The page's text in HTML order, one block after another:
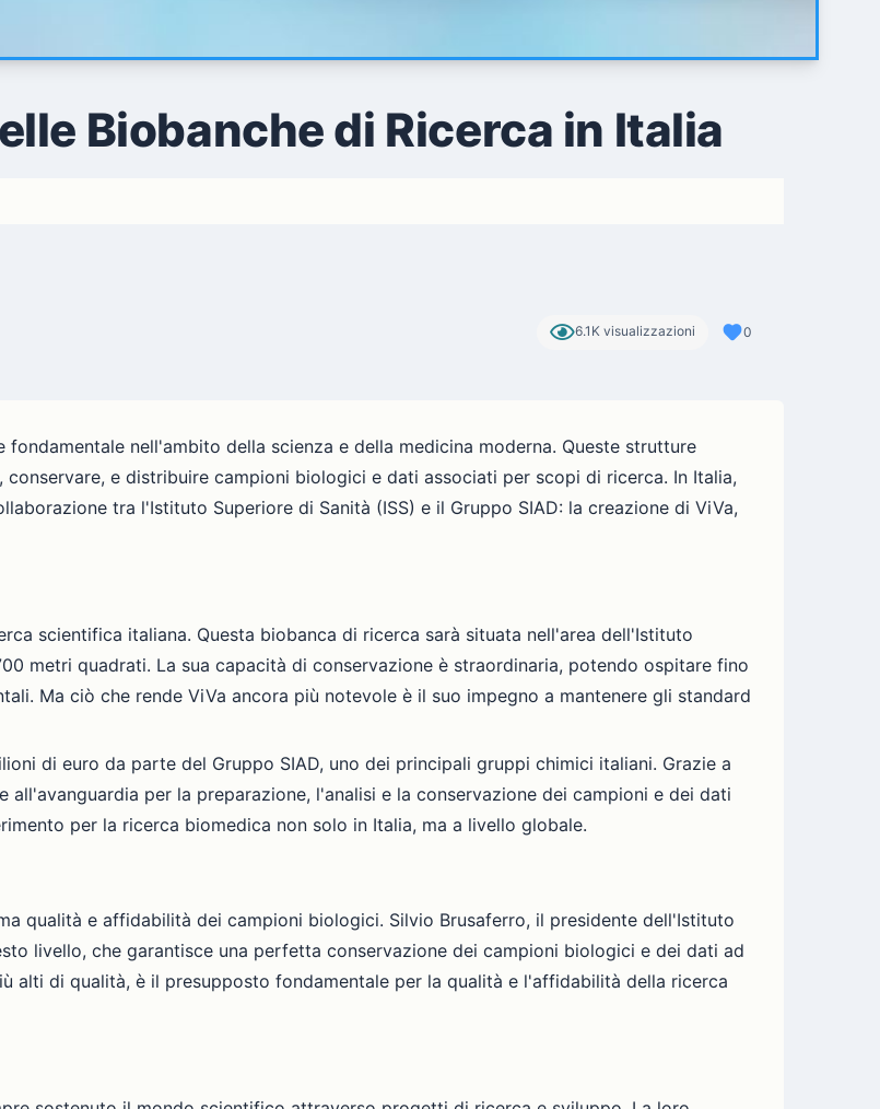
Biobanche di Ricerca in Italia
6.1K visualizzazioni 0
nell'ambito della scienza e della medicina moderna. Queste strutture
e distribuire campioni biologici e dati associati per scopi di ricerca. In Italia,
tra l'Istituto Superiore di Sanità (ISS) e il Gruppo SIAD: la creazione di ViVa,
scientifica italiana. Questa biobanca di ricerca sarà situata nell'area dell'Istituto
metri quadrati. La sua capacità di conservazione è straordinaria, potendo ospitare fino
Ma ciò che rende ViVa ancora più notevole è il suo impegno a mantenere gli standard
di euro da parte del Gruppo SIAD, uno dei principali gruppi chimici italiani. Grazie a
per la preparazione, l'analisi e la conservazione dei campioni e dei dati
per la ricerca biomedica non solo in Italia, ma a livello globale.
qualità e affidabilità dei campioni biologici. Silvio Brusaferro, il presidente dell'Istituto
livello, che garantisce una perfetta conservazione dei campioni biologici e dei dati ad
alti di qualità, è il presupposto fondamentale per la qualità e l'affidabilità della ricerca